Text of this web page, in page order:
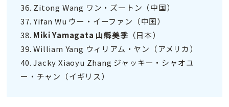
36. Zitong Wang ワン・ズートン（中国）
37. Yifan Wu ウー・イーファン（中国）
38. Miki Yamagata 山縣美季 （日本）
39. William Yang ウィリアム・ヤン（アメリカ）
40. Jacky Xiaoyu Zhang ジャッキー・シャオユ
ー・チャン（イギリス）